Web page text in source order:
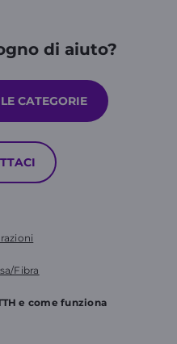
di aiuto?
CATEGORIE
Fibra
e come funziona